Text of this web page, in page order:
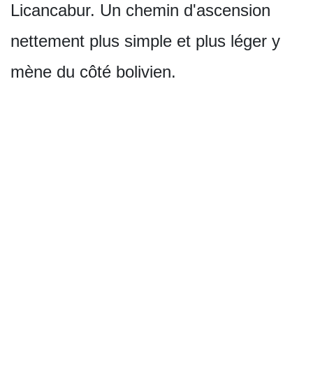
Licancabur. Un chemin d'ascension
nettement plus simple et plus léger y
mène du côté bolivien.